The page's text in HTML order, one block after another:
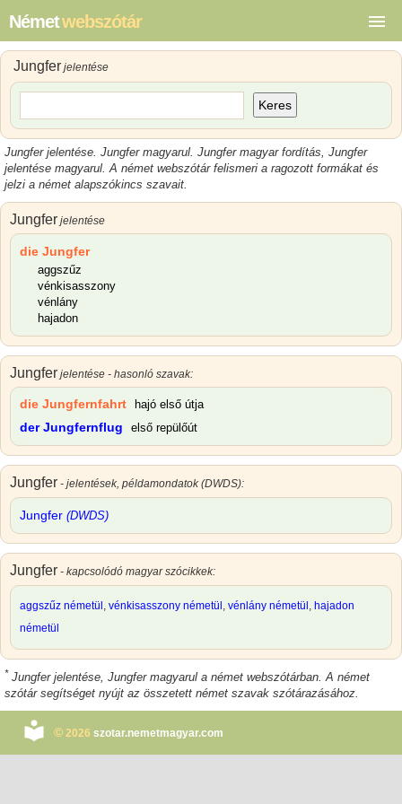
Németwebszótár
Jungfer jelentése
Keres
Jungfer jelentése. Jungfer magyarul. Jungfer magyarfordítás, Jungfer
jelentése magyarul. A német webszótár felismeri a ragozott formákat és
jelzi a német alapszókincs szavait.
Jungfer jelentése
die Jungfer
aggszűz
vénkisasszony
vénlány
hajadon
Jungfer jelentése - hasonló szavak:
die Jungfernfahrt hajó első útja
der Jungfernflug első repülőút
Jungfer - jelentések, példamondatok (DWDS):
Jungfer (DWDS)
Jungfer - kapcsolódó magyar szócikkek:
aggszűz németül , vénkisasszony németül , vénlány németül , hajadon
németül
* Jungfer jelentése, Jungfer magyarul a német webszótárban. A német
szótár segítséget nyújt az összetett német szavak szótárazásához.
© 2026 szotar.nemetmagyar.com